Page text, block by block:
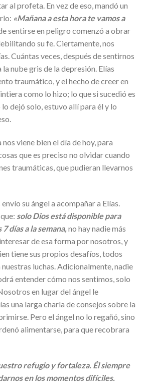
al profeta. En vez de eso, mandó un
«Mañana a esta hora te vamos a
sentirse en peligro comenzó a obrar
su fe. Ciertamente, nos
Cuántas veces, después de sentirnos
nube gris de la depresión. Elías
traumático, y el hecho de creer en
como lo hizo; lo que si sucedió es
dejó solo, estuvo allí para él y lo
viene bien el día de hoy, para
que es preciso no olvidar cuando
traumáticas, que pudieran llevarnos
su ángel a acompañar a Elías.
solo Dios está disponible para
días a la semana, no hay nadie más
de esa forma por nosotros, y
tiene sus propios desafíos, todos
luchas. Adicionalmente, nadie
entender cómo nos sentimos, solo
en lugar del ángel le
una larga charla de consejos sobre la
Pero el ángel no lo regañó, sino
alimentarse, para que recobrara
refugio y fortaleza. Él siempre
en los momentos difíciles.